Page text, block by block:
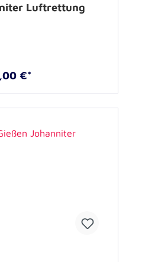
Luftrettung
€*